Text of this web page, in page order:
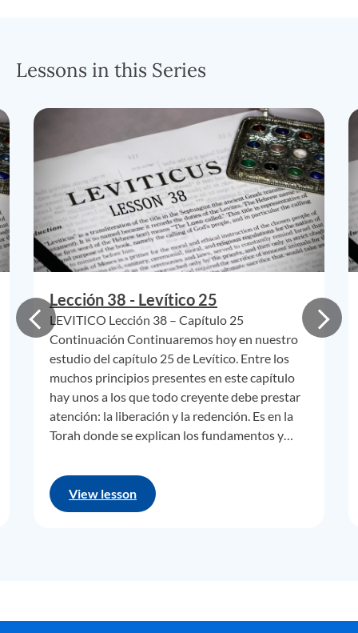
Consistía en beduinos errantes por el desierto,
algunos en las orillas de Galilea, y pastores dispersos de
cabras y ovejas, junto con un puñado de agricultores.
Cuando los judíos comenzaron a repoblar la tierra en
serio después de la Primera Guerra Mundial, y luego la
migración se convirtió en un torrente después de la
Segunda Guerra Mundial, la tierra comenzó de nuevo a
producir.
Se lo digo porque este es otro de los principios que se
pasan por alto en la Biblia y que está totalmente
respaldado por la retrospectiva de la historia: la tierra que
Dios apartó para Su pueblo prospera SÓLO cuando están
presentes los que legítimamente tienen el arrendamiento.
en su estado natural: muerta e inutilizable.
Lessons in this Series
Lección 38 - Levítico 25
LEVITICO Lección 38 – Capítulo 25
Continuación Continuaremos hoy en nuestro
estudio del capítulo 25 de Levítico. Entre los
muchos principios presentes en este capítulo
hay unos a los que todo creyente debe prestar
atención: la liberación y la redención. Es en la
Torah donde se explican los fundamentos y…
View lesson